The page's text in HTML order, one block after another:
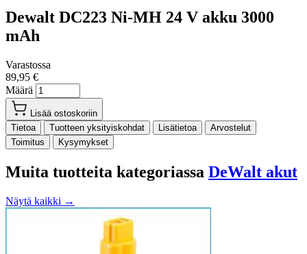
Dewalt DC223 Ni-MH 24 V akku 3000
mAh
Varastossa
89,95 €
Määrä
Lisää ostoskoriin
Tietoa
Tuotteen yksityiskohdat Lisätietoa
Arvostelut
Toimitus
Kysymykset
Muita tuotteita kategoriassa DeWalt akut
Näytä kaikki →